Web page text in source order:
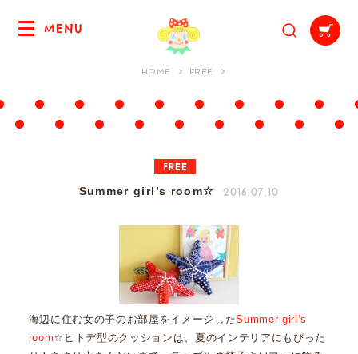
MENU
HOME FREE
FREE
Summer girl’s room☆ 2016.07.10
海辺に住む女の子のお部屋をイメージしたSummer girl’s
room☆ヒトデ型のクッションは、夏のインテリアにもぴった